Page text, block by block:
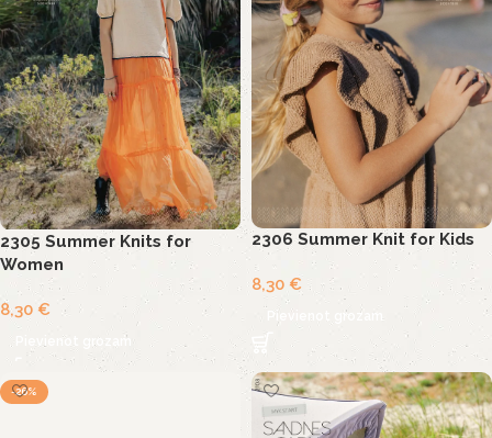
2305 Summer Knits for
Women
8,30 €
Pievienot grozam
2306 Summer Knit for Kids
8,30 €
Pievienot grozam
-26%